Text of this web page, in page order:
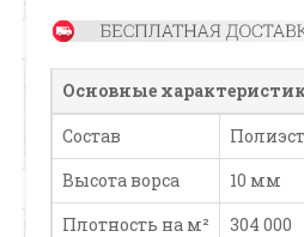
Основные
Состав
Высота ворса
10 мм
Плотность на м²
304 000